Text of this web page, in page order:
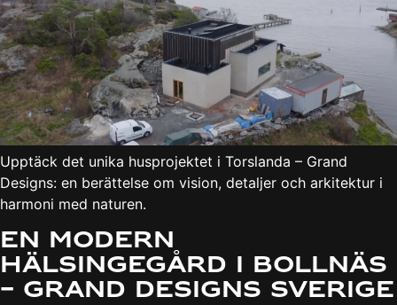
Upptäck det unika husprojektet i Torslanda – Grand
Designs: en berättelse om vision, detaljer och arkitektur i
harmoni med naturen.
En modern
hälsingegård i Bollnäs
– Grand Designs Sverige